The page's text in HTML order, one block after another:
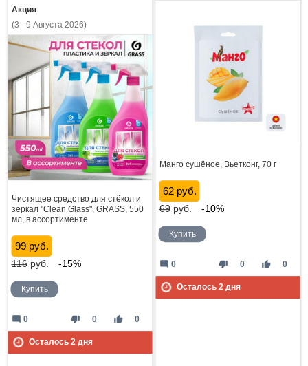
Манго сушёное, Вьетконг, 70 г
62 руб.
69руб. -10%
Купить
thumb_down 0 thumb_up 0
mode_comment 0
Осталось 2дня
Акция
(3 - 9 Августа 2026)
Чистящее средство для стёкол и
зеркал "Clean Glass", GRASS, 550
мл, в ассортименте
99 руб.
116руб. -15%
Купить
thumb_down 0 thumb_up 0
mode_comment 0
Осталось 2дня